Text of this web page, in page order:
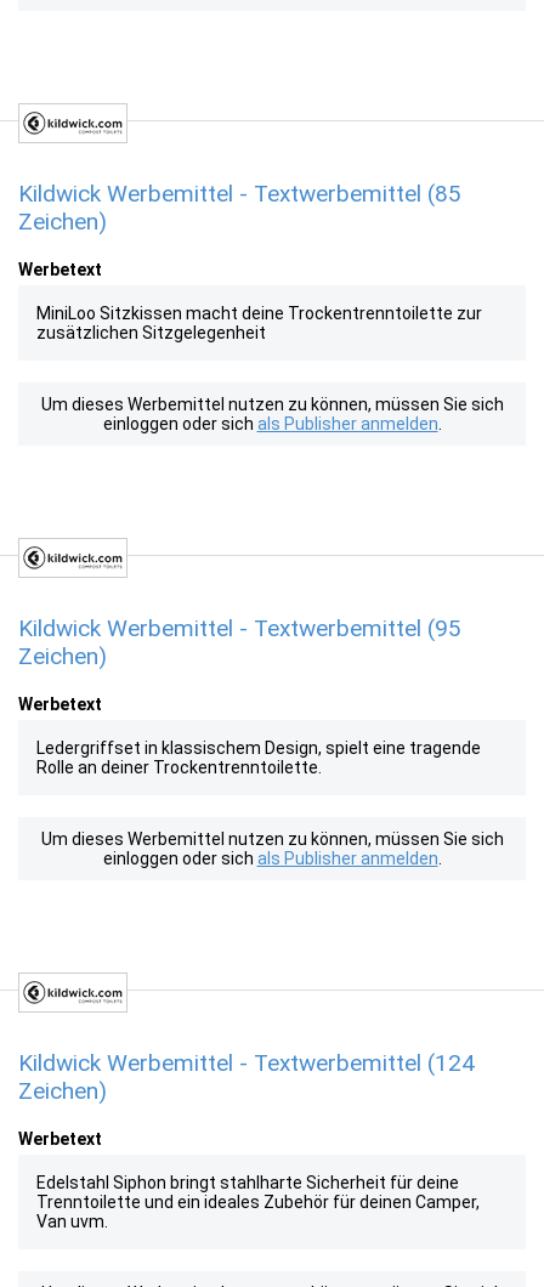
Kildwick Werbemittel - Textwerbemittel (85
Zeichen)
Werbetext
MiniLoo Sitzkissen macht deine Trockentrenntoilette zur
zusätzlichen Sitzgelegenheit
Um dieses Werbemittel nutzen zu können, müssen Sie sich
einloggen oder sich als Publisher anmelden
Kildwick Werbemittel - Textwerbemittel (95
Zeichen)
Werbetext
Ledergriffset in klassischem Design, spielt eine tragende
Rolle an deiner Trockentrenntoilette.
Um dieses Werbemittel nutzen zu können, müssen Sie sich
einloggen oder sich als Publisher anmelden
Kildwick Werbemittel - Textwerbemittel (124
Zeichen)
Werbetext
Edelstahl Siphon bringt stahlharte Sicherheit für deine
Trenntoilette und ein ideales Zubehör für deinen Camper,
Van uvm.